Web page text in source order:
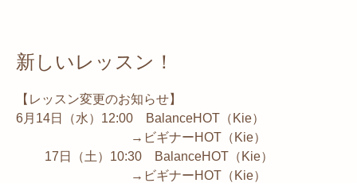
新しいレッスン！
【レッスン変更のお知らせ】
6月14日（水）12:00 BalanceHOT（Kie）
→ビギナーHOT（Kie）
17日（土）10:30 BalanceHOT（Kie）
→ビギナーHOT（Kie）